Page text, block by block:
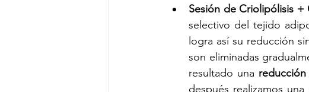
Sesión de Criolipólisis +
selectivo del tejido
logra así su reducción
son eliminadas
resultado una
después realizamos